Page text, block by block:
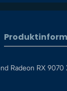
Radeon RX